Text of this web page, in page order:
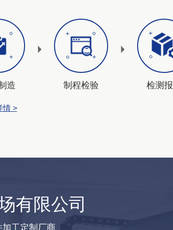
造 制程检验 检测
情 >
有限公司
工定制厂商